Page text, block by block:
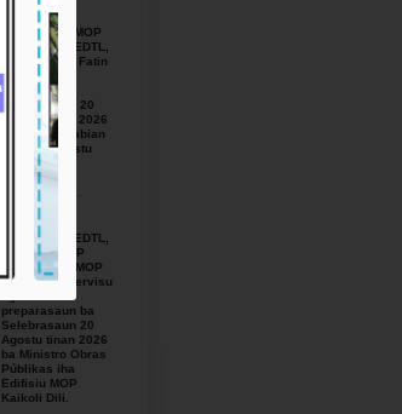
2026
BTL, E.P ho MOP
hamutuk ho EDTL,
E.P,Observa Fatin
preparasaun
beemos ba
Selebrasaun 20
Agostu tinan 2026
iha foho Matabian
Hun area Postu
Kelekai.
August-03-
2026
BTL, E.P ho EDTL,
E.P no IGE I.P
enkontru ho MOP
hodi relata servisu
preparasaun ba
Selebrasaun 20
Agostu tinan 2026
ba Ministro Obras
Públikas iha
Edifisiu MOP
Kaikoli Dili.